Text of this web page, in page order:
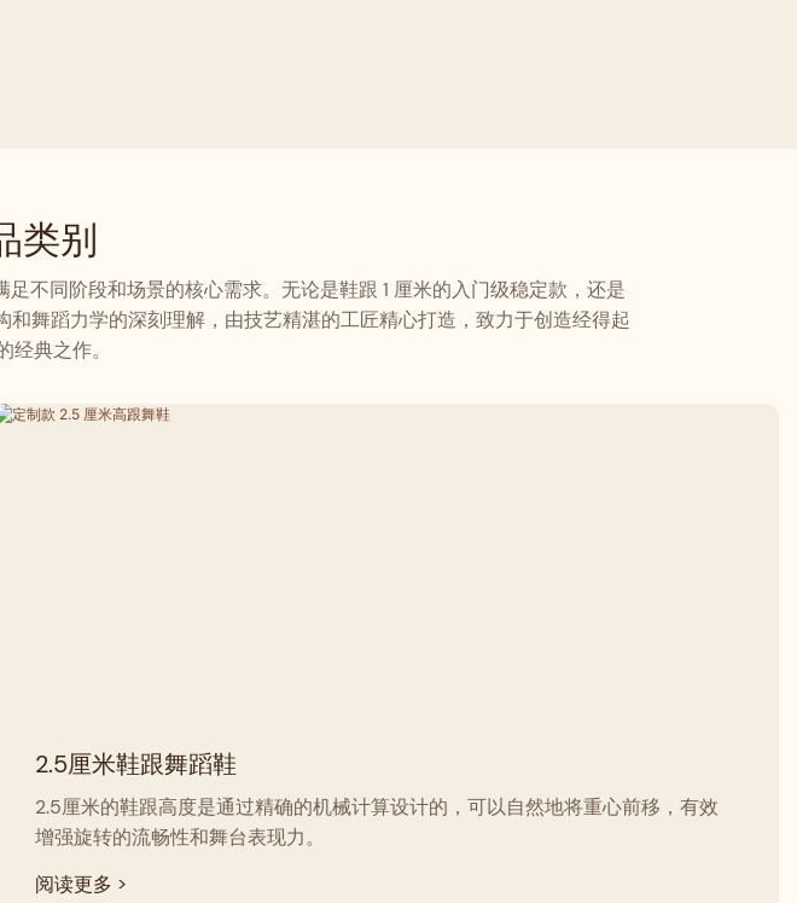
类别
不同阶段和场景的核心需求。无论是鞋跟 1 厘米的入门级稳定款，还是
舞蹈力学的深刻理解，由技艺精湛的工匠精心打造，致力于创造经得起
经典之作。
2.5厘米鞋跟舞蹈鞋
2.5厘米的鞋跟高度是通过精确的机械计算设计的，可以自然地将重心前移，有效
增强旋转的流畅性和舞台表现力。
阅读更多 >